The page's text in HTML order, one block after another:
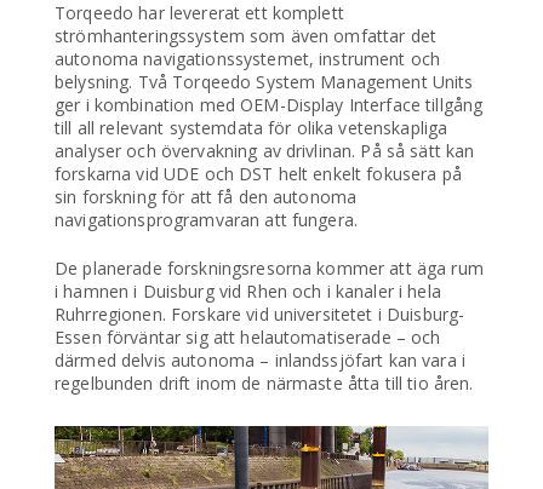
Torqeedo har levererat ett komplett
strömhanteringssystem som även omfattar det
autonoma navigationssystemet, instrument och
belysning. Två Torqeedo System Management Units
ger i kombination med OEM-Display Interface tillgång
till all relevant systemdata för olika vetenskapliga
analyser och övervakning av drivlinan. På så sätt kan
forskarna vid UDE och DST helt enkelt fokusera på
sin forskning för att få den autonoma
navigationsprogramvaran att fungera.
De planerade forskningsresorna kommer att äga rum
i hamnen i Duisburg vid Rhen och i kanaler i hela
Ruhrregionen. Forskare vid universitetet i Duisburg-
Essen förväntar sig att helautomatiserade – och
därmed delvis autonoma – inlandssjöfart kan vara i
regelbunden drift inom de närmaste åtta till tio åren.